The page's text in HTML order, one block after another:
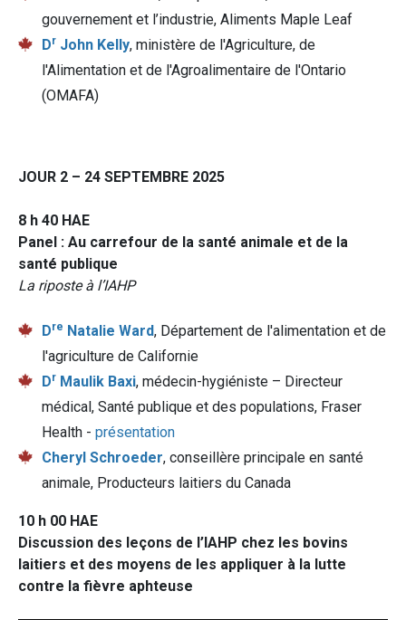
gouvernement et l’industrie, Aliments Maple Leaf
DrJohn Kelly, ministère de l'Agriculture, de
l'Alimentation et de l'Agroalimentaire de l'Ontario
(OMAFA)
JOUR 2 – 24 SEPTEMBRE 2025
8 h 40 HAE
Panel : Au carrefour de la santé animale et de la
santé publique
La riposte à l’IAHP
Dre Natalie Ward, Département de l'alimentation et de
l'agriculture de Californie
DrMaulik Baxi, médecin-hygiéniste – Directeur
médical, Santé publique et des populations, Fraser
Health - présentation
Cheryl Schroeder, conseillère principale en santé
animale, Producteurs laitiers du Canada
10 h 00 HAE
Discussion des leçons de l’IAHP chez les bovins
laitiers et des moyens de les appliquer à la lutte
contre la fièvre aphteuse